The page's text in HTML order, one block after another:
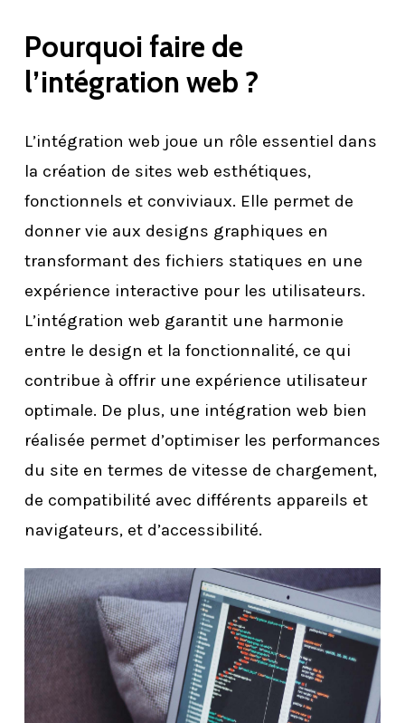
Pourquoi faire de
l’intégration web ?
L’intégration web joue un rôle essentiel dans
la création de sites web esthétiques,
fonctionnels et conviviaux. Elle permet de
donner vie aux designs graphiques en
transformant des fichiers statiques en une
expérience interactive pour les utilisateurs.
L’intégration web garantit une harmonie
entre le design et la fonctionnalité, ce qui
contribue à offrir une expérience utilisateur
optimale. De plus, une intégration web bien
réalisée permet d’optimiser les performances
du site en termes de vitesse de chargement,
de compatibilité avec différents appareils et
navigateurs, et d’accessibilité.